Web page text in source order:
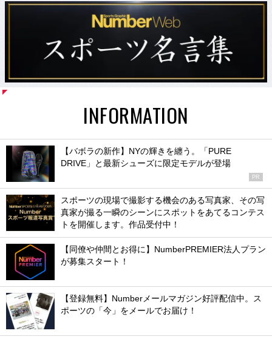
INFORMATION
【バボラの新作】NYの輝きを纏う。「PURE
DRIVE」と最新シューズに限定モデルが登場
PR
スポーツの現場で撮影する機会のある写真家、その写
真家が撮る一瞬のシーンにスポットをあてるコンテス
トを開催します。作品受付中！
【同僚や仲間とお得に】NumberPREMIER法人プラン
が募集スタート！
【登録無料】Numberメールマガジン好評配信中。ス
ポーツの「今」をメールでお届け！